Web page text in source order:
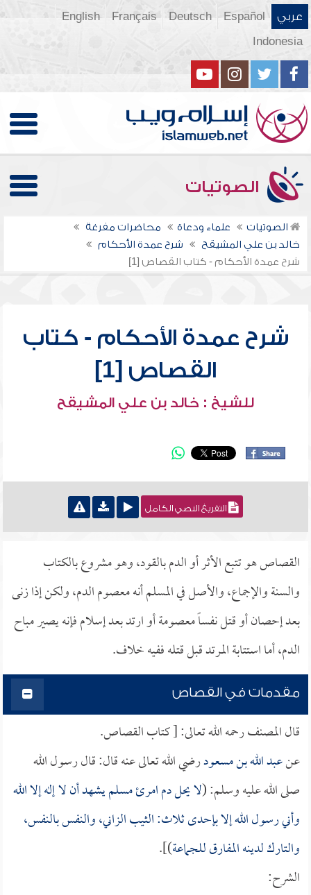
عربي Español
Deutsch
Français
English
Indonesia
الصوتيات
الصوتيات علماء ودعاة
محاضرات مفرغة
خالد بن علي المشيقح
شرح عمدة الأحكام
شرح عمدة الأحكام - كتاب القصاص [1]
شرح عمدة الأحكام - كتاب
القصاص [1]
للشيخ : خالد بن علي المشيقح
التفريغ النصي الكامل
القصاص هو تتبع الأثر أو الدم بالقود، وهو مشروع بالكتاب
والسنة والإجماع، والأصل في المسلم أنه معصوم الدم، ولكن إذا زنى
بعد إحصان أو قتل نفساً معصومة أو ارتد بعد إسلام فإنه يصير مباح
الدم، أما استتابة المرتد قبل قتله ففيه خلاف.
مقدمات في القصاص
قال المصنف رحمه الله تعالى: [ كتاب القصاص.
عنعبد الله بن مسعودرضي الله تعالى عنه قال: قال رسول الله
صلى الله عليه وسلم: (لا يحل دم امرئ مسلم يشهد أن لا إله إلا الله
وأني رسول الله إلا بإحدى ثلاث: الثيب الزاني، والنفس بالنفس،
والتارك لدينه المفارق للجماعة)].
الشرح: